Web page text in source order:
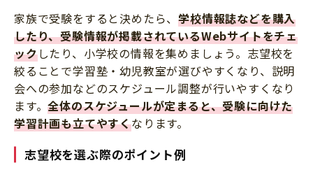
家族で受験をすると決めたら、学校情報誌などを購入
したり、受験情報が掲載されているWebサイトをチェ
ックしたり、小学校の情報を集めましょう。志望校を
絞ることで学習塾・幼児教室が選びやすくなり、説明
会への参加などのスケジュール調整が行いやすくなり
ます。全体のスケジュールが定まると、受験に向けた
学習計画も立てやすくなります。
志望校を選ぶ際のポイント例